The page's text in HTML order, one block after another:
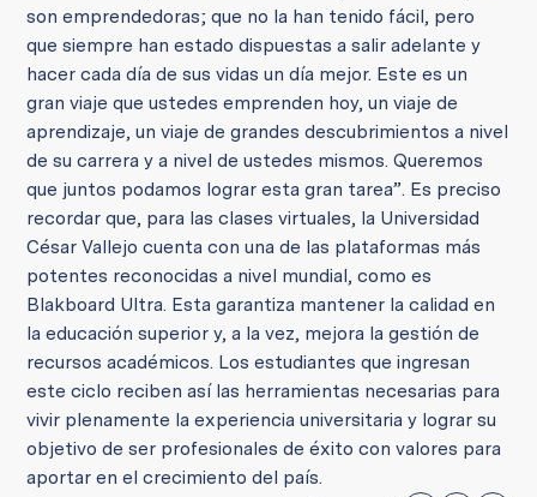
son emprendedoras; que no la han tenido fácil, pero
que siempre han estado dispuestas a salir adelante y
hacer cada día de sus vidas un día mejor. Este es un
gran viaje que ustedes emprenden hoy, un viaje de
aprendizaje, un viaje de grandes descubrimientos a nivel
de su carrera y a nivel de ustedes mismos. Queremos
que juntos podamos lograr esta gran tarea”. Es preciso
recordar que, para las clases virtuales, la Universidad
César Vallejo cuenta con una de las plataformas más
potentes reconocidas a nivel mundial, como es
Blakboard Ultra. Esta garantiza mantener la calidad en
la educación superior y, a la vez, mejora la gestión de
recursos académicos. Los estudiantes que ingresan
este ciclo reciben así las herramientas necesarias para
vivir plenamente la experiencia universitaria y lograr su
objetivo de ser profesionales de éxito con valores para
aportar en el crecimiento del país.